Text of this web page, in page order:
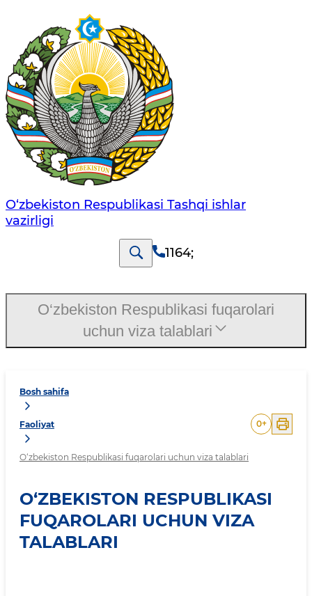
O‘zbеkistоn Rеspublikаsi Tashqi ishlаr
vаzirligi
1164;
Bosh sahifa
Faoliyat
O‘zbekiston Respublikasi fuqarolari uchun viza talablari
0+
O‘ZBEKISTON RESPUBLIKASI
FUQAROLARI UCHUN VIZA
TALABLARI
O‘zbekiston Respublikasi fuqarolari
uchun viza talablari